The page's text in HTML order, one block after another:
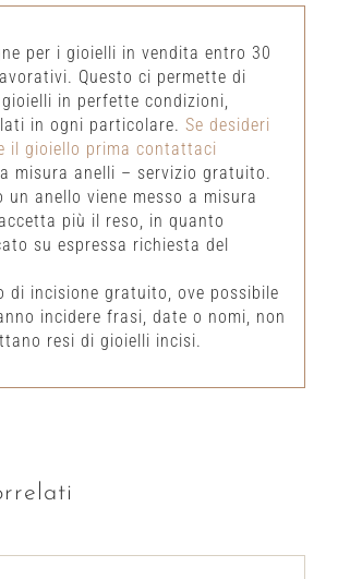
per i gioielli in vendita entro 30
Questo ci permette di
in perfette condizioni,
in ogni particolare. Se desideri
il gioiello prima contattaci
misura anelli – servizio gratuito.
un anello viene messo a misura
più il reso, in quanto
su espressa richiesta del
di incisione gratuito, ove possibile
incidere frasi, date o nomi, non
resi di gioielli incisi.